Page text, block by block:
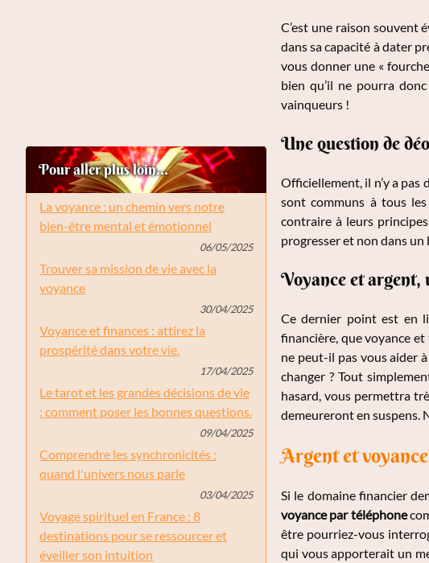
Pour aller plus loin...
La voyance : un chemin vers notre
bien-être mental et émotionnel
06/05/2025
Trouver sa mission de vie avec la
voyance
30/04/2025
Voyance et finances : attirez la
prospérité dans votre vie.
17/04/2025
Le tarot et les grandes décisions de vie
: comment poser les bonnes questions.
09/04/2025
Comprendre les synchronicités :
quand l'univers nous parle
03/04/2025
Voyage spirituel en France : 8
destinations pour se ressourcer et
éveiller son intuition
C’est une raison souvent
dans sa capacité à dater
vous donner une «
bien qu’il ne pourra
vainqueurs !
Une question de
Officiellement, il n’y a
sont communs à tous
contraire à leurs
progresser et non dans un
Voyance et argent,
Ce dernier point est en
financière, que voyance
ne peut-il pas vous aider
changer ? Tout
hasard, vous permettra
demeureront en suspens.
Argent et
Si le domaine financier
voyance par téléphone
être pourriez-vous
qui vous apporterait un